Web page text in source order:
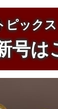
ピック
号は